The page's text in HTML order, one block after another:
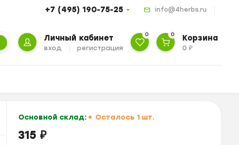
+7 (495) 190-75-25 info@4herbs.ru
Личный кабинет
вход регистрация
0 0 Корзина
0₽
Основной склад: Осталось 1 шт.
315 ₽